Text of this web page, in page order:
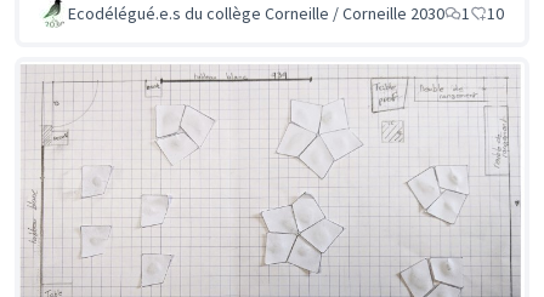
Ecodélégué.e.s du collège Corneille / Corneille 2030 1 10